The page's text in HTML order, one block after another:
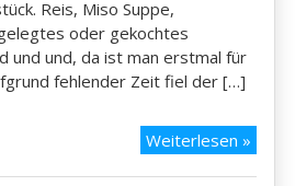
Reis, Miso Suppe,
oder gekochtes
und und, da ist man erstmal für
fehlender Zeit fiel der […]
Weiterlesen »